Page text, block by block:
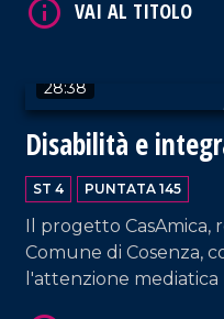
che unisce mito e
solo una casa, ma
28:38
Disabilità e
siamo noi" è
ST 4 PUNTATA 145
Il progetto CasAmica,
Comune di Cosenza,
l'attenzione